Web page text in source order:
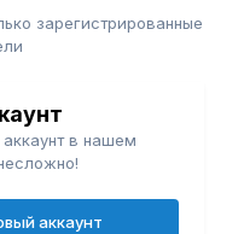
зарегистрированные
в нашем
аккаунт